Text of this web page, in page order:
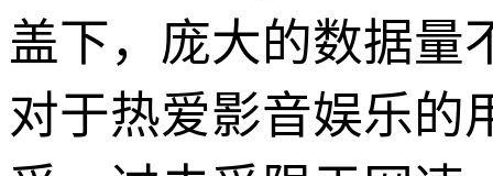
盖下，庞大的数据量
对于热爱影音娱乐的